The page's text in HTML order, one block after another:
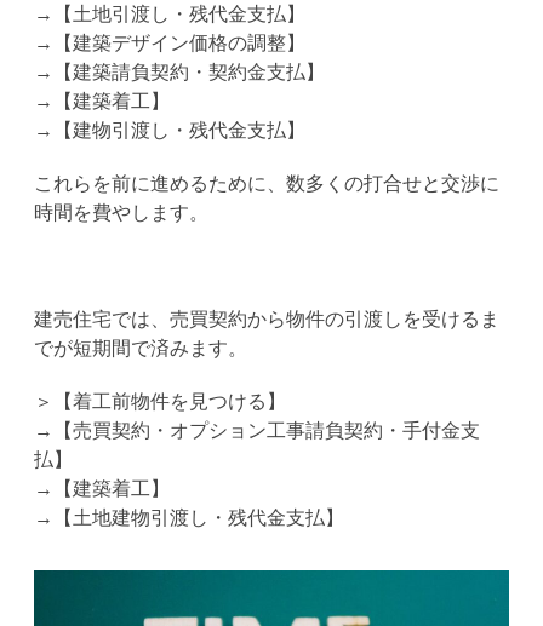
→【土地引渡し・残代金支払】
→【建築デザイン価格の調整】
→【建築請負契約・契約金支払】
→【建築着工】
→【建物引渡し・残代金支払】
これらを前に進めるために、数多くの打合せと交渉に
時間を費やします。
建売住宅では、売買契約から物件の引渡しを受けるま
でが短期間で済みます。
＞【着工前物件を見つける】
→【売買契約・オプション工事請負契約・手付金支
払】
→【建築着工】
→【土地建物引渡し・残代金支払】